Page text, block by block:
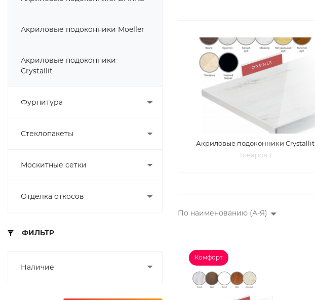
Акриловые подоконники Moeller
Акриловые подоконники
Crystallit
Фурнитура
Стеклопакеты
Москитные сетки
Отделка откосов
ФИЛЬТР
Наличие
Акриловые подоконники Crystallit
Товаров 1
По наименованию (А-Я)
Комфорт